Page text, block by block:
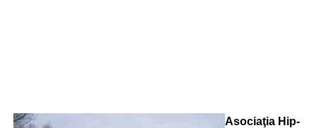
Asociaţia Hip-